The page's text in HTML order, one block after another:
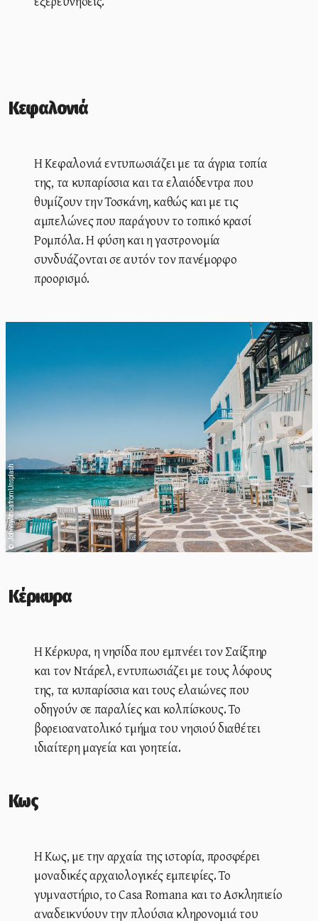
Κεφαλονιά
Η Κεφαλονιά εντυπωσιάζει με τα άγρια τοπία
της, τα κυπαρίσσια και τα ελαιόδεντρα που
θυμίζουν την Τοσκάνη, καθώς και με τις
αμπελώνες που παράγουν το τοπικό κρασί
Ρομπόλα. Η φύση και η γαστρονομία
συνδυάζονται σε αυτόν τον πανέμορφο
προορισμό.
©
Johnny Africa from Unsplash
Κέρκυρα
Η Κέρκυρα, η νησίδα που εμπνέει τον Σαίξπηρ
και τον Ντάρελ, εντυπωσιάζει με τους λόφους
της, τα κυπαρίσσια και τους ελαιώνες που
οδηγούν σε παραλίες και κολπίσκους. Το
βορειοανατολικό τμήμα του νησιού διαθέτει
ιδιαίτερη μαγεία και γοητεία.
Κως
Η Κως, με την αρχαία της ιστορία, προσφέρει
μοναδικές αρχαιολογικές εμπειρίες. Το
γυμναστήριο, το Casa Romana και το Ασκληπιείο
αναδεικνύουν την πλούσια κληρονομιά του